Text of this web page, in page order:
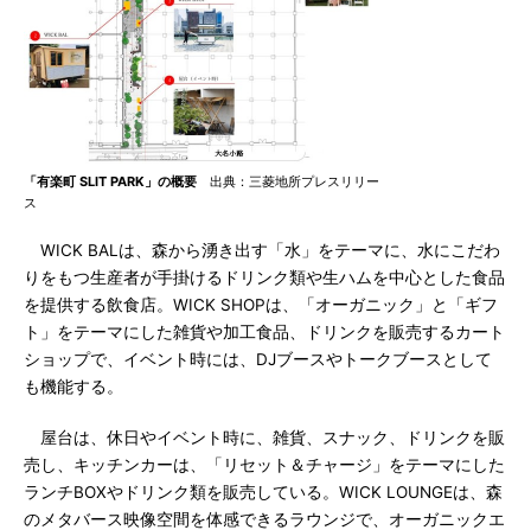
「有楽町 SLIT PARK」の概要 出典：三菱地所プレスリリー
ス
WICK BALは、森から湧き出す「水」をテーマに、水にこだわ
りをもつ生産者が手掛けるドリンク類や生ハムを中心とした食品
を提供する飲食店。WICK SHOPは、「オーガニック」と「ギフ
ト」をテーマにした雑貨や加工食品、ドリンクを販売するカート
ショップで、イベント時には、DJブースやトークブースとして
も機能する。
屋台は、休日やイベント時に、雑貨、スナック、ドリンクを販
売し、キッチンカーは、「リセット＆チャージ」をテーマにした
ランチBOXやドリンク類を販売している。WICK LOUNGEは、森
のメタバース映像空間を体感できるラウンジで、オーガニックエ